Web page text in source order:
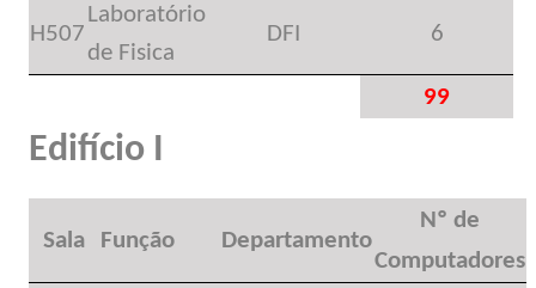
H507
Laboratório
de Fisica
DFI 6
99
Edifício I
Sala Função Departamento
Nº de
Computadores